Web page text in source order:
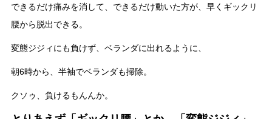
できるだけ痛みを消して、できるだけ動いた方が、早くギックリ
腰から脱出できる。
変態ジジィにも負けず、ベランダに出れるように、
朝6時から、半袖でベランダも掃除。
クソゥ、負けるもんんか。